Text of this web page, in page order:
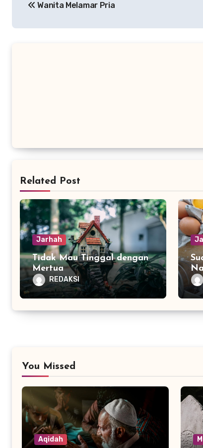
pos Wanita Melamar Pria
Related Post
Jarhah
Tidak Mau Tinggal dengan
Mertua
REDAKSI
You Missed
Aqidah